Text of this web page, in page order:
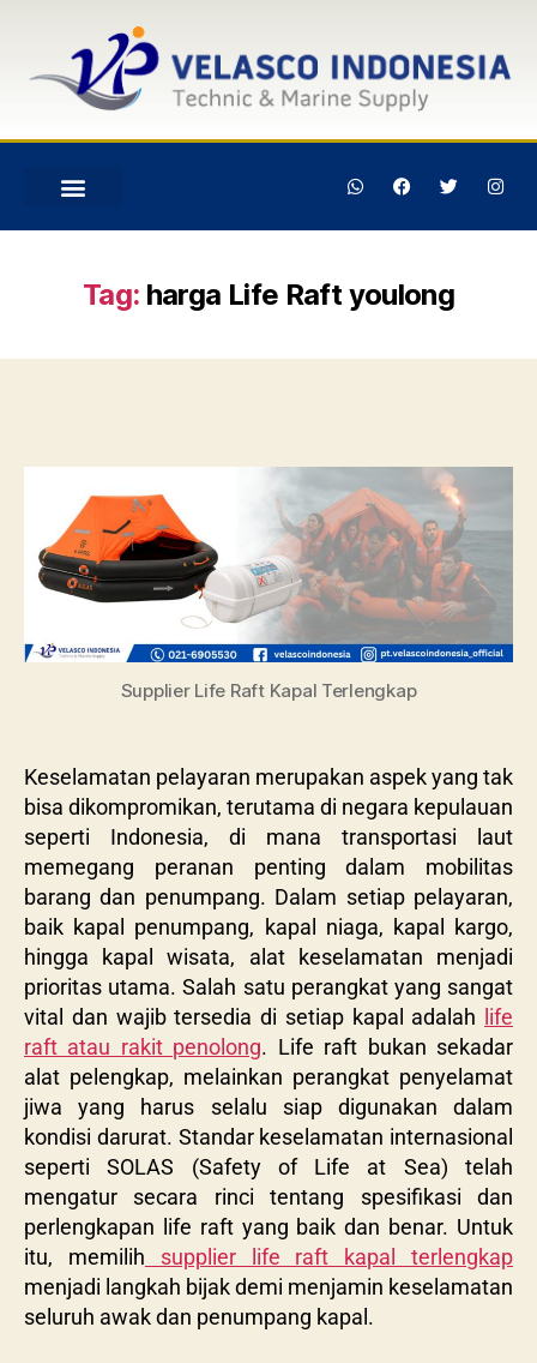
Tag: harga Life Raft youlong
Supplier Life Raft Kapal Terlengkap
Keselamatan pelayaran merupakan aspek yang tak
bisa dikompromikan, terutama di negara kepulauan
seperti Indonesia, di mana transportasi laut
memegang peranan penting dalam mobilitas
barang dan penumpang. Dalam setiap pelayaran,
baik kapal penumpang, kapal niaga, kapal kargo,
hingga kapal wisata, alat keselamatan menjadi
prioritas utama. Salah satu perangkat yang sangat
vital dan wajib tersedia di setiap kapal adalah
life
raft atau rakit penolong. Life raft bukan sekadar
alat pelengkap, melainkan perangkat penyelamat
jiwa yang harus selalu siap digunakan dalam
kondisi darurat. Standar keselamatan internasional
seperti SOLAS (Safety of Life at Sea) telah
mengatur secara rinci tentang spesifikasi dan
perlengkapan life raft yang baik dan benar. Untuk
itu, memilih supplier life raft kapal terlengkap
menjadi langkah bijak demi menjamin keselamatan
seluruh awak dan penumpang kapal.